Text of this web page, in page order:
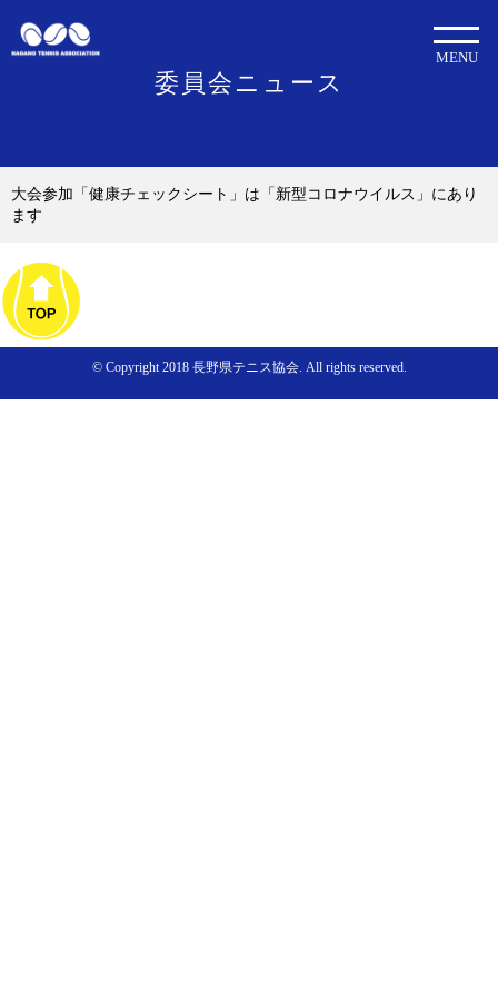
委員会ニュース
MENU
大会参加「健康チェックシート」は「新型コロナウイルス」にあり
ます
© Copyright 2018 長野県テニス協会. All rights reserved.